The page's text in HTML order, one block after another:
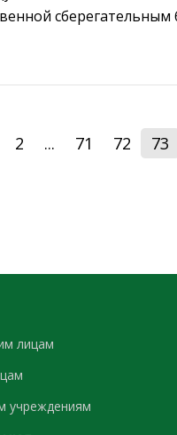
сберегательным
2 ... 71 72 73
лицам
учреждениям